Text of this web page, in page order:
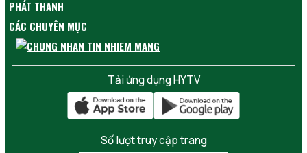
PHÁT THANH
CÁC CHUYÊN MỤC
Tải ứng dụng HYTV
Số lượt truy cập trang